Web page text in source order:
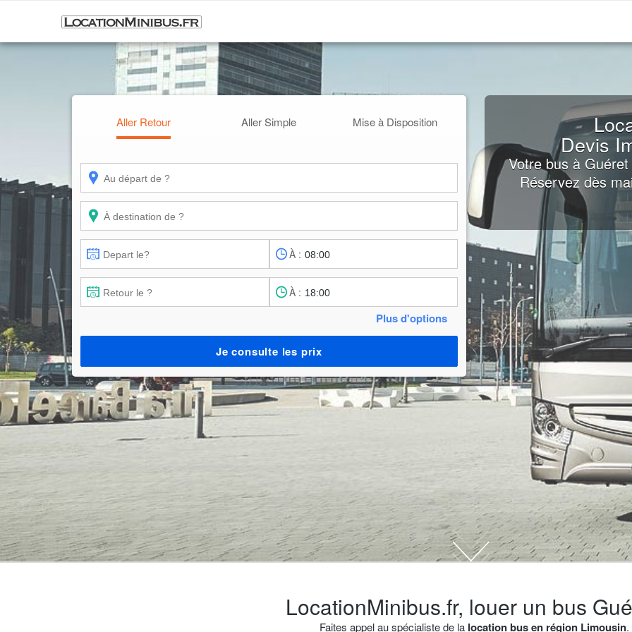
Devis
Votre bus à
Réservez dès
Aller Retour Aller Simple Mise à Disposition
À :
À :
Plus d'options
Je consulte les prix
LocationMinibus.fr, louer un bus
Faites appel au spécialiste de la location bus en région Limousin.